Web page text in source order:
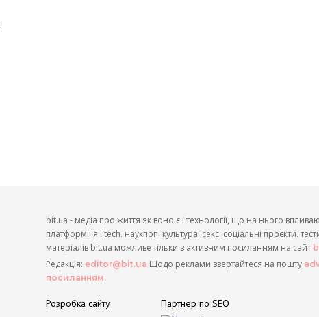
bit.ua - медіа про життя як воно є і технології, що на нього
платформі: я і tech. наукпоп. культура. секс. соціальні проєкти.
матеріалів bit.ua можливе тільки з активним посиланням на сайт
Редакція: editor@bit.ua Щодо реклами звертайтеся на пошту
посиланням.
Розробка сайту Партнер по SEO